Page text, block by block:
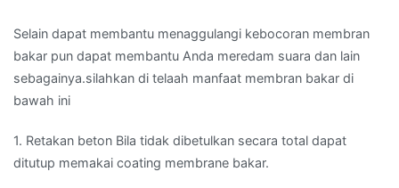
Selain dapat membantu menaggulangi kebocoran membran
bakar pun dapat membantu Anda meredam suara dan lain
sebagainya.silahkan di telaah manfaat membran bakar di
bawah ini
1. Retakan beton Bila tidak dibetulkan secara total dapat
ditutup memakai coating membrane bakar.